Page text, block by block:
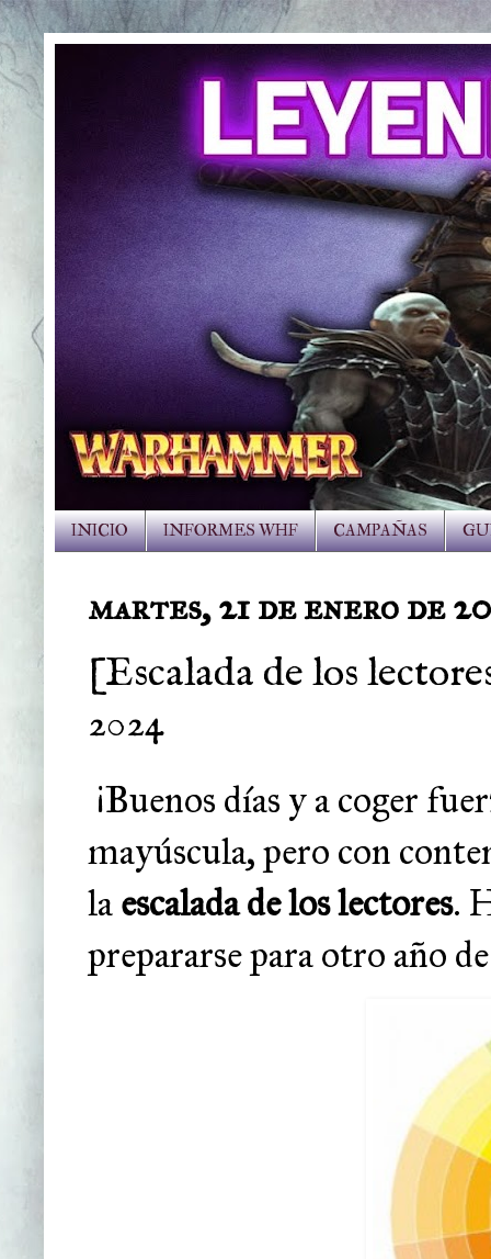
INICIO INFORMES WHF CAMPAÑAS
martes, 21 de enero de
[Escalada de los
2024
¡Buenos días y a coger
mayúscula, pero con
laescalada de los lectores.
prepararse para otro año